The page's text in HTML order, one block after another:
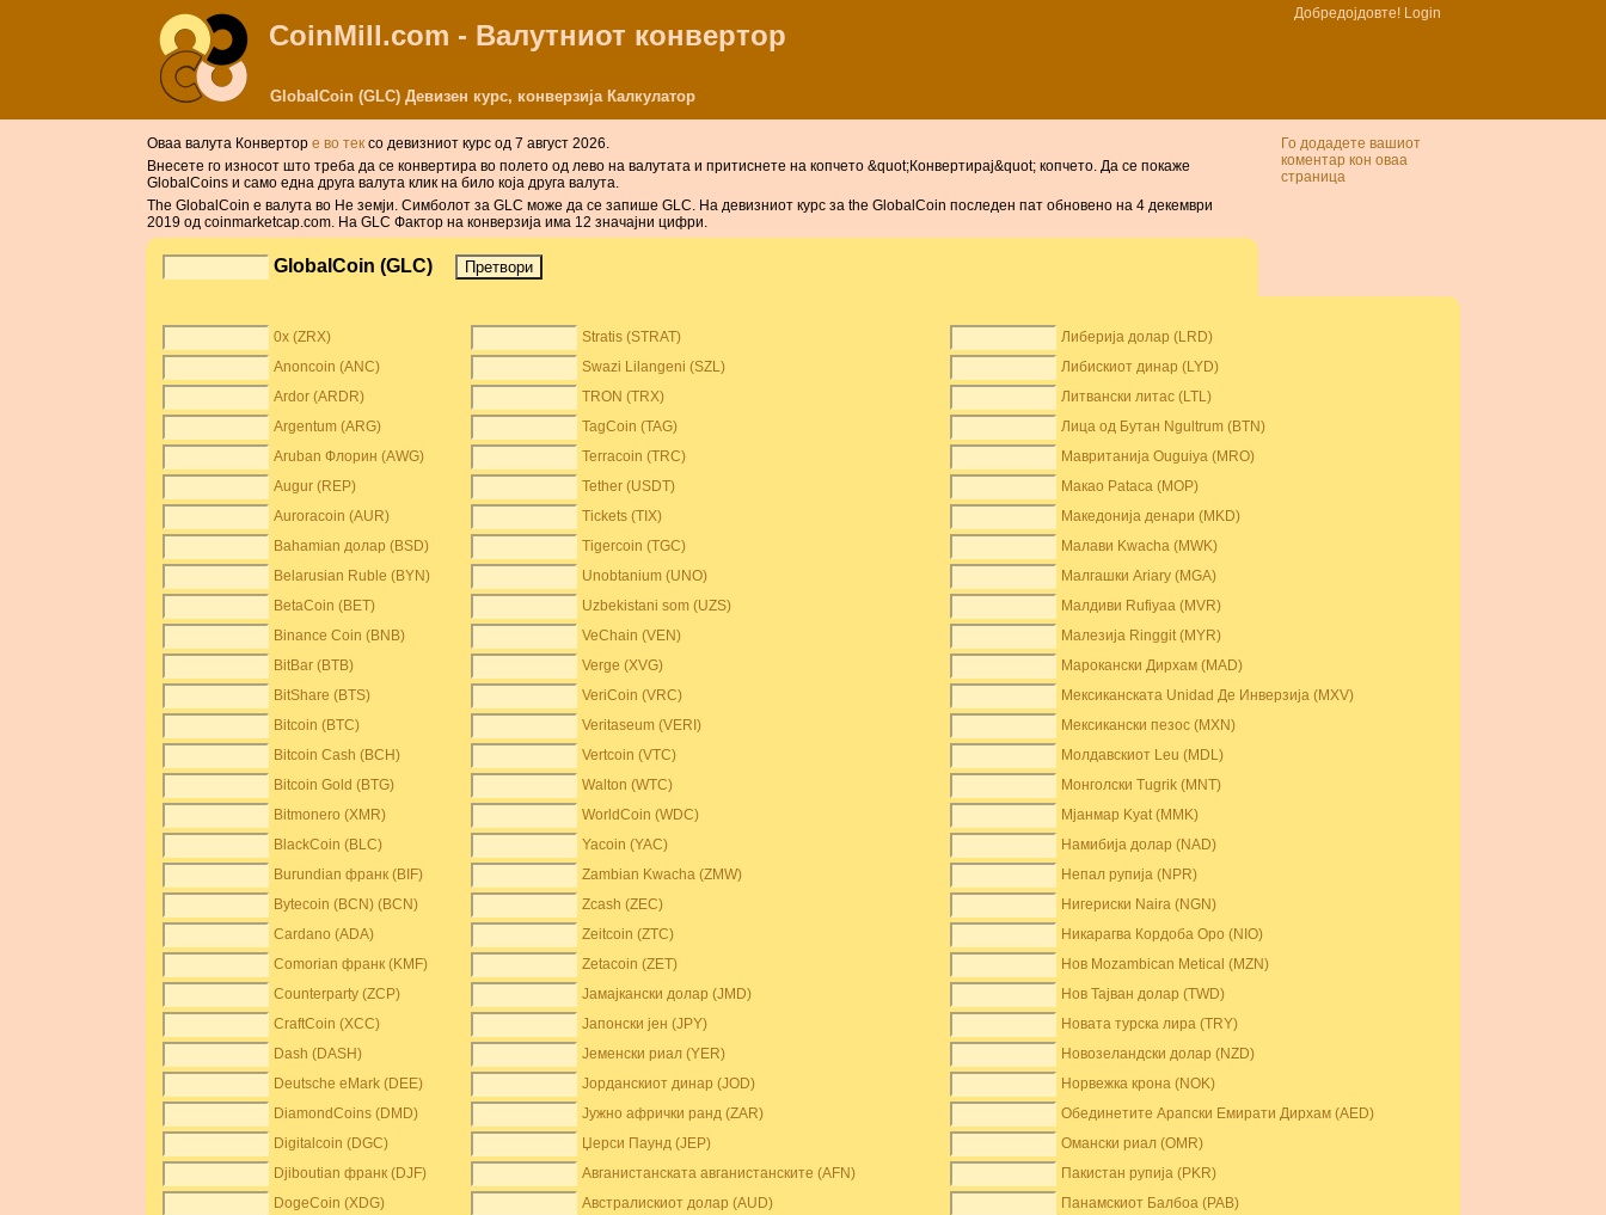
CoinMill.com - Валутниот конвертор
Добредојдовте! Login
GlobalCoin (GLC) Девизен курс, конверзија Калкулатор
Оваа валута Конвертор е во тек со девизниот курс од 7 август 2026.
Внесете го износот што треба да се конвертира во полето од лево на валутата и притиснете на копчето &quot;Конвертирај&quot; копчето. Да се ​​покаже
GlobalCoins и само една друга валута клик на било која друга валута.
The GlobalCoin е валута во Не земји. Симболот за GLC може да се запише GLC. На девизниот курс за the GlobalCoin последен пат обновено на 4 декември
2019 од coinmarketcap.com. На GLC Фактор на конверзија има 12 значајни цифри.
Го додадете вашиот
коментар кон оваа
страница
GlobalCoin (GLC)
0x (ZRX) Stratis (STRAT)
Либерија долар (LRD)
Anoncoin (ANC)
Swazi Lilangeni (SZL)
Либискиот динар (LYD)
Ardor (ARDR)
TRON (TRX)
Литвански литас (LTL)
Argentum (ARG)
TagCoin (TAG)
Лица од Бутан Ngultrum (BTN)
Aruban Флорин (AWG)
Terracoin (TRC)
Мавританија Ouguiya (MRO)
Augur (REP)
Tether (USDT)
Макао Pataca (MOP)
Auroracoin (AUR)
Tickets (TIX)
Македонија денари (MKD)
Bahamian долар (BSD)
Tigercoin (TGC)
Малави Kwacha (MWK)
Belarusian Ruble (BYN)
Unobtanium (UNO)
Малгашки Ariary (MGA)
BetaCoin (BET)
Uzbekistani som (UZS)
Малдиви Rufiyaa (MVR)
Binance Coin (BNB)
VeChain (VEN)
Малезија Ringgit (MYR)
BitBar (BTB)
Verge (XVG)
Марокански Дирхам (MAD)
BitShare (BTS)
VeriCoin (VRC)
Мексиканската Unidad Де Инверзија (MXV)
Bitcoin (BTC)
Veritaseum (VERI)
Мексикански пезос (MXN)
Bitcoin Cash (BCH)
Vertcoin (VTC)
Молдавскиот Leu (MDL)
Bitcoin Gold (BTG)
Walton (WTC)
Монголски Tugrik (MNT)
Bitmonero (XMR)
WorldCoin (WDC)
Мјанмар Kyat (MMK)
BlackCoin (BLC)
Yacoin (YAC)
Намибија долар (NAD)
Burundian франк (BIF)
Zambian Kwacha (ZMW)
Непал рупија (NPR)
Bytecoin (BCN) (BCN)
Zcash (ZEC)
Нигериски Naira (NGN)
Cardano (ADA)
Zeitcoin (ZTC)
Никарагва Кордоба Оро (NIO)
Comorian франк (KMF)
Zetacoin (ZET)
Нов Mozambican Metical (MZN)
Counterparty (ZCP)
Јамајкански долар (JMD)
Нов Тајван долар (TWD)
CraftCoin (XCC)
Јапонски јен (JPY)
Новата турска лира (TRY)
Dash (DASH)
Јеменски риал (YER)
Новозеландски долар (NZD)
Deutsche eMark (DEE)
Јорданскиот динар (JOD)
Норвежка крона (NOK)
DiamondCoins (DMD)
Јужно афрички ранд (ZAR)
Обединетите Арапски Емирати Дирхам (AED)
Digitalcoin (DGC)
Џерси Паунд (JEP)
Омански риал (OMR)
Djiboutian франк (DJF)
Авганистанската авганистанските (AFN)
Пакистан рупија (PKR)
DogeCoin (XDG)
Австралискиот долар (AUD)
Панамскиот Балбоа (PAB)